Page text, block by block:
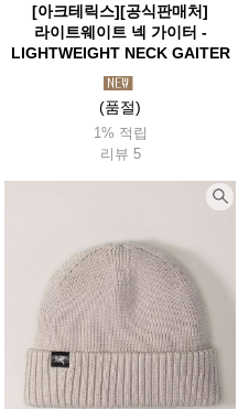
[아크테릭스][공식판매처]
라이트웨이트 넥 가이터 -
LIGHTWEIGHT NECK GAITER
(품절)
1% 적립
리뷰 5